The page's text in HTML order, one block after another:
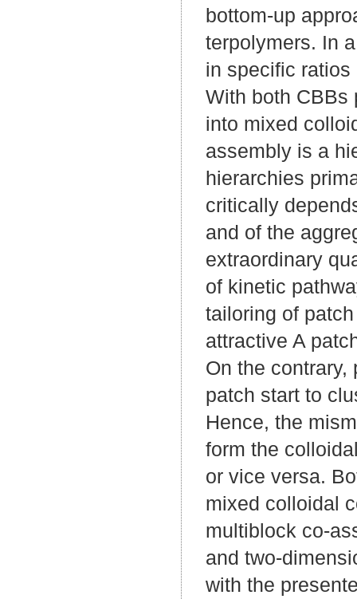
bottom-up
terpolymers. In
in specific
With both CBBs
into mixed
assembly is a
hierarchies
critically
and of the
extraordinary
of kinetic
tailoring of
attractive A
On the
patch start to
Hence, the
form the
or vice versa.
mixed colloidal
multiblock co-
and two-
with the